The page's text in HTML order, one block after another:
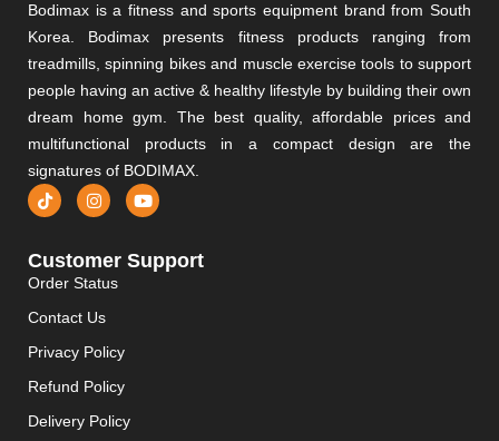
Bodimax is a fitness and sports equipment brand from South
Korea. Bodimax presents fitness products ranging from
treadmills, spinning bikes and muscle exercise tools to support
people having an active & healthy lifestyle by building their own
dream home gym. The best quality, affordable prices and
multifunctional products in a compact design are the
signatures of BODIMAX.
Customer Support
Order Status
Contact Us
Privacy Policy
Refund Policy
Delivery Policy